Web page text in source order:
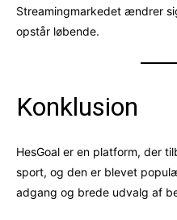
Streamingmarkedet ændrer
opstår løbende.
Konklusion
HesGoal er en platform, der
sport, og den er blevet
adgang og brede udvalg af